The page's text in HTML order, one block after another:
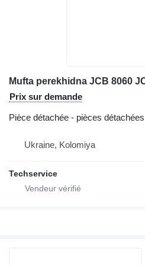
Prix sur demande
Pièce détachée - pièces détachées
Ukraine, Kolomiya
Techservice